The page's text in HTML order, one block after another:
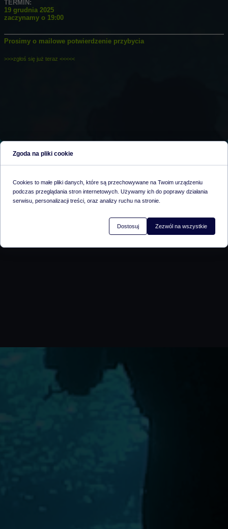
ZAPISAĆ
ZAWIERA
JAK ZAPISAĆ SIĘ na TRENING
ZGŁOSZNIA PRZYJMUJEMY TYLKO DO 1 GRUDNIA - LICZBA MIEJSC
TERMIN:
19 grudnia 2025
zaczynamy o 19:00
Prosimy o mailowe potwierdzenie przybycia
>>>zgłoś się już teraz <<<<<
Zgoda na pliki cookie
Cookies to małe pliki danych, które są przechowywane na Twoim urządzeniu
podczas przeglądania stron internetowych. Używamy ich do poprawy działania
serwisu, personalizacji treści, oraz analizy ruchu na stronie.
Dostosuj Zezwól na wszystkie